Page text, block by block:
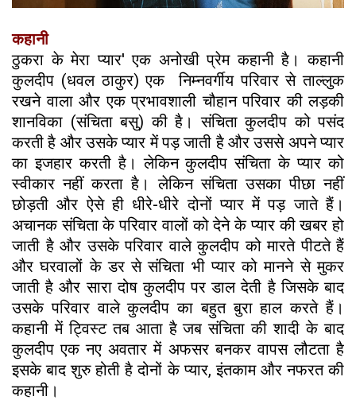
कहानी
ठुकरा के मेरा प्यार' एक अनोखी प्रेम कहानी है। कहानी
कुलदीप (धवल ठाकुर) एक निम्नवर्गीय परिवार से ताल्‍लुक
रखने वाला और एक प्रभावशाली चौहान परिवार की लड़की
शानविका (संचिता बसु) की है। संचिता कुलदीप को पसंद
करती है और उसके प्यार में पड़ जाती है और उससे अपने प्यार
का इजहार करती है। लेकिन कुलदीप संचिता के प्यार को
स्वीकार नहीं करता है। लेकिन संचिता उसका पीछा नहीं
छोड़ती और ऐसे ही धीरे-धीरे दोनों प्यार में पड़ जाते हैं।
अचानक संचिता के परिवार वालों को देने के प्यार की खबर हो
जाती है और उसके परिवार वाले कुलदीप को मारते पीटते हैं
और घरवालों के डर से संचिता भी प्यार को मानने से मुकर
जाती है और सारा दोष कुलदीप पर डाल देती है जिसके बाद
उसके परिवार वाले कुलदीप का बहुत बुरा हाल करते हैं।
कहानी में ट्विस्ट तब आता है जब संचिता की शादी के बाद
कुलदीप एक नए अवतार में अफसर बनकर वापस लौटता है
इसके बाद शुरु होती है दोनों के प्यार, इंतकाम और नफरत की
कहानी।